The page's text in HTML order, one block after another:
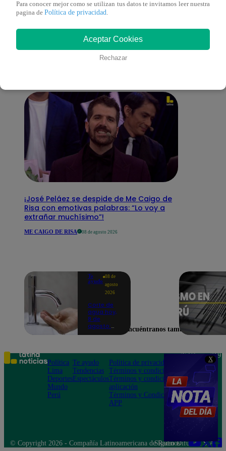
X
También te puede
interesar
¡José Peláez se despide de Me Caigo de
Risa con emotivas palabras: “Lo voy a
extrañar muchísimo”!
ME CAIGO DE RISA 08 de agosto 2026
Te
ayudo
08 de
agosto
2026
Corte de
agua hoy,
8 de
agosto:
sin el
servicio de
Sedapal
Para conocer mejor como se utilizan tus datos te invitamos leer nuestra
pagina de Política de privacidad.
Aceptar Cookies
Rechazar
Encuéntranos también en
Política
Lima
Deportes
Mundo
Perú
Te ayudo
Tendencias
Espectáculos
Política de privacidad
Términos y condiciones
Términos y condiciones
aplicación
Términos y Condiciones
APP
Teléfono: 219
Av. San
Felipe 968
Jesús María
© Copyright 2026 - Compañía Latinoamericana de Radio Difusión S.A.
Síguenos